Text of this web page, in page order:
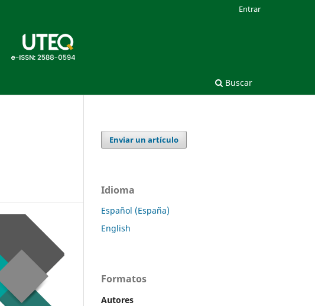
Buscar
Entrar
Enviar un artículo
Idioma
Español (España)
English
Formatos
Autores